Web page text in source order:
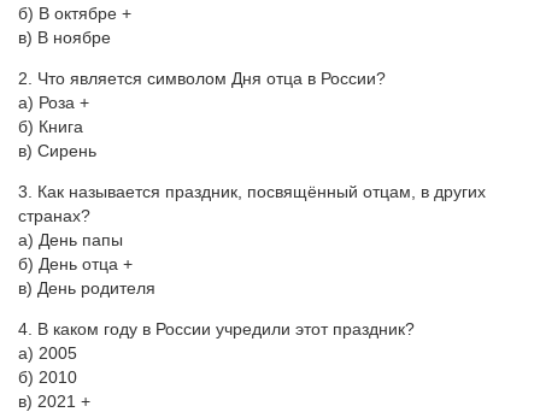
б) В октябре +
в) В ноябре
2. Что является символом Дня отца в России?
а) Роза +
б) Книга
в) Сирень
3. Как называется праздник, посвящённый отцам, в других
странах?
а) День папы
б) День отца +
в) День родителя
4. В каком году в России учредили этот праздник?
а) 2005
б) 2010
в) 2021 +